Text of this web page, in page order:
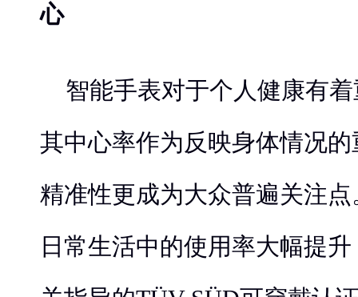
心
智能手表对于个人健康有
其中心率作为反映身体情况
精准性更成为大众普遍关注
日常生活中的使用率大幅提